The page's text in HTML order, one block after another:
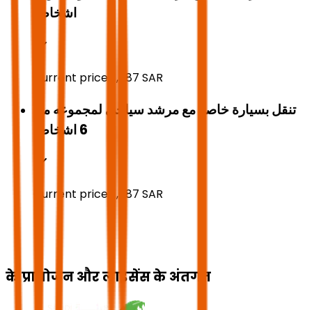
اشخاص
Current price: 1,087 SAR
تنقل بسيارة خاصة مع مرشد سياحي لمجموعه من
6 اشخاص
Current price: 1,087 SAR
के प्रायोजन और लाइसेंस के अंतर्गत